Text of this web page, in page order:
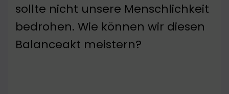
sollte nicht unsere Menschlichkeit
bedrohen. Wie können wir diesen
Balanceakt meistern?